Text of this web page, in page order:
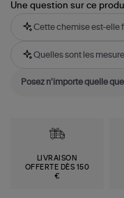
Une question sur ce
Cette chemise est-elle
Quelles sont les
LIVRAISON
OFFERTE DÈS 150
€